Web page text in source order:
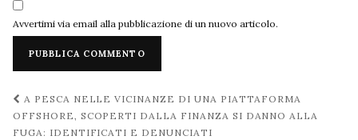
Avvertimi via email alla pubblicazione di un nuovo articolo.
Navigazione
post
A PESCA NELLE VICINANZE DI UNA PIATTAFORMA
OFFSHORE, SCOPERTI DALLA FINANZA SI DANNO ALLA
FUGA: IDENTIFICATI E DENUNCIATI